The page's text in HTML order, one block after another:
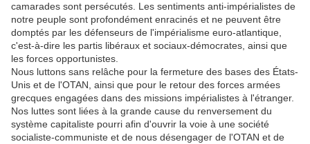
camarades sont persécutés. Les sentiments anti-impérialistes de
notre peuple sont profondément enracinés et ne peuvent être
domptés par les défenseurs de l'impérialisme euro-atlantique,
c'est-à-dire les partis libéraux et sociaux-démocrates, ainsi que
les forces opportunistes.
Nous luttons sans relâche pour la fermeture des bases des États-
Unis et de l'OTAN, ainsi que pour le retour des forces armées
grecques engagées dans des missions impérialistes à l'étranger.
Nos luttes sont liées à la grande cause du renversement du
système capitaliste pourri afin d'ouvrir la voie à une société
socialiste-communiste et de nous désengager de l'OTAN et de